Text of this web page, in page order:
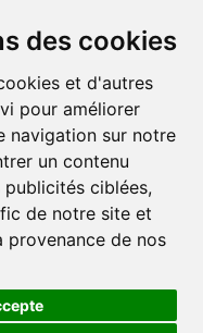
des cookies
et d'autres
pour améliorer
navigation sur notre
un contenu
ciblées,
de notre site et
provenance de nos
sont réservés.